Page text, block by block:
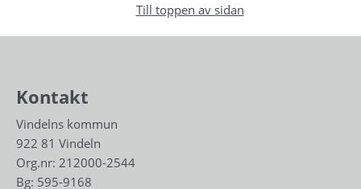
Till toppen av sidan
Kontakt
Vindelns kommun
922 81 Vindeln
Org.nr: 212000-2544
Bg: 595-9168